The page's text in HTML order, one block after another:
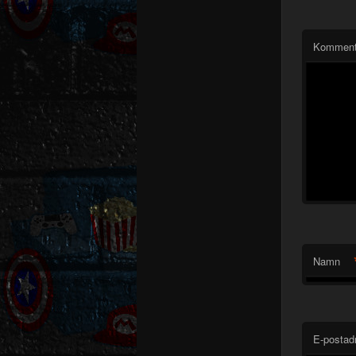
Namn
E-